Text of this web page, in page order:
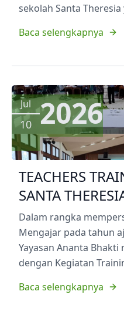
sekolah Santa
Baca selengkapnya
Jul
10 2026
TEACHERS
SANTA
Dalam rangka
Mengajar pada tahun
Yayasan Ananta
dengan Kegiatan
Baca selengkapnya